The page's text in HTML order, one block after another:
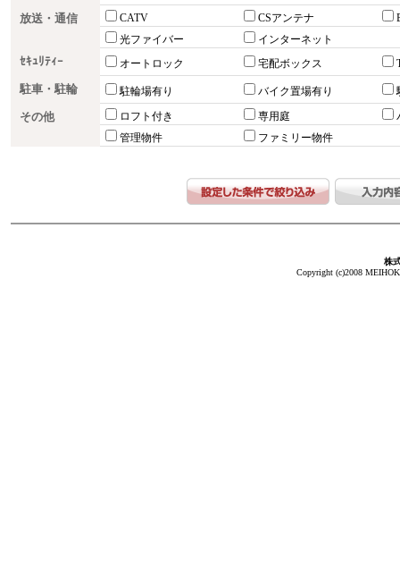
放送・通信 CATV CSアンテナ
光ファイバー
インターネット
ｾｷｭﾘﾃｨｰ オートロック 宅配ボックス
駐車・駐輪 駐輪場有り バイク置場有り
その他 ロフト付き 専用庭
管理物件
ファミリー物件
株
Copyright (c)2008